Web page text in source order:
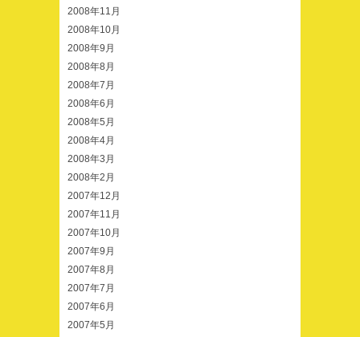
2008年11月
2008年10月
2008年9月
2008年8月
2008年7月
2008年6月
2008年5月
2008年4月
2008年3月
2008年2月
2007年12月
2007年11月
2007年10月
2007年9月
2007年8月
2007年7月
2007年6月
2007年5月